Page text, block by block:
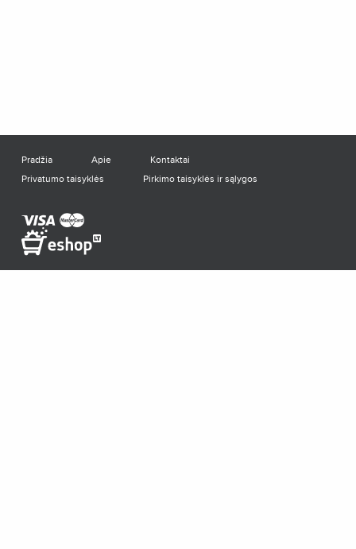
Pradžia Apie
Kontaktai
Privatumo taisyklės
Pirkimo taisyklės ir sąlygos